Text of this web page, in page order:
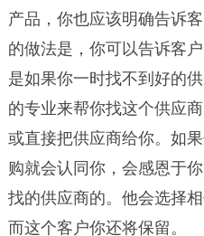
产品，你也应该明确告诉
的做法是，你可以告诉客
是如果你一时找不到好的
的专业来帮你找这个供应
或直接把供应商给你。如
购就会认同你，会感恩于
找的供应商的。他会选择
而这个客户你还将保留。